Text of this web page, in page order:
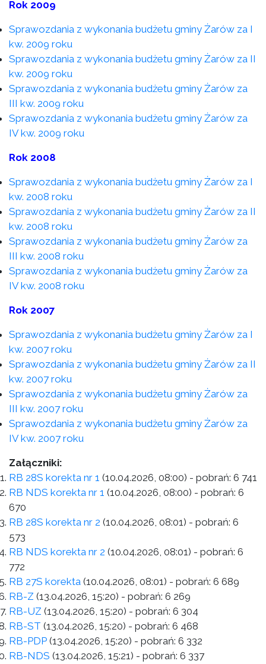
Rok 2009
Sprawozdania z wykonania budżetu gminy Żarów za I
kw. 2009 roku
Sprawozdania z wykonania budżetu gminy Żarów za II
kw. 2009 roku
Sprawozdania z wykonania budżetu gminy Żarów za
III kw. 2009 roku
Sprawozdania z wykonania budżetu gminy Żarów za
IV kw. 2009 roku
Rok 2008
Sprawozdania z wykonania budżetu gminy Żarów za I
kw. 2008 roku
Sprawozdania z wykonania budżetu gminy Żarów za II
kw. 2008 roku
Sprawozdania z wykonania budżetu gminy Żarów za
III kw. 2008 roku
Sprawozdania z wykonania budżetu gminy Żarów za
IV kw. 2008 roku
Rok 2007
Sprawozdania z wykonania budżetu gminy Żarów za I
kw. 2007 roku
Sprawozdania z wykonania budżetu gminy Żarów za II
kw. 2007 roku
Sprawozdania z wykonania budżetu gminy Żarów za
III kw. 2007 roku
Sprawozdania z wykonania budżetu gminy Żarów za
IV kw. 2007 roku
Załączniki:
RB 28S korekta nr 1 (10.04.2026, 08:00) - pobrań: 6 741
RB NDS korekta nr 1 (10.04.2026, 08:00) - pobrań: 6
670
RB 28S korekta nr 2 (10.04.2026, 08:01) - pobrań: 6
573
RB NDS korekta nr 2 (10.04.2026, 08:01) - pobrań: 6
772
RB 27S korekta (10.04.2026, 08:01) - pobrań: 6 689
RB-Z (13.04.2026, 15:20) - pobrań: 6 269
RB-UZ (13.04.2026, 15:20) - pobrań: 6 304
RB-ST (13.04.2026, 15:20) - pobrań: 6 468
RB-PDP (13.04.2026, 15:20) - pobrań: 6 332
RB-NDS (13.04.2026, 15:21) - pobrań: 6 337